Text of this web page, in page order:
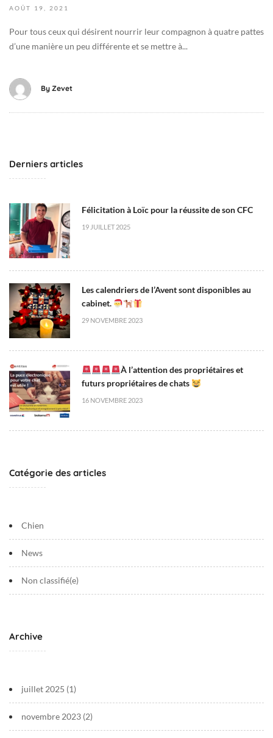
-
8
-
9
T
2
:
6
0
2
:
0
0
N
e
AOÛT 19, 2021
Pour tous ceux qui désirent nourrir leur compagnon à quatre pattes
d’une manière un peu différente et se mettre à...
By Zevet
Derniers articles
Félicitation à Loïc pour la réussite de son CFC
19 JUILLET 2025
Les calendriers de l’Avent sont disponibles au
cabinet.
29 NOVEMBRE 2023
À l’attention des propriétaires et
futurs propriétaires de chats
16 NOVEMBRE 2023
Catégorie des articles
Chien
News
Non classifié(e)
Archive
juillet 2025 (1)
novembre 2023 (2)